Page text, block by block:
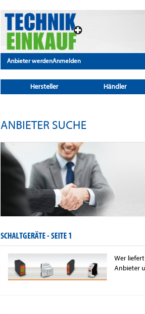
Anbieter werdenAnmelden
Hersteller Händler
ANBIETER SUCHE
SCHALTGERÄTE -SEITE 1
Wer
Anbieter